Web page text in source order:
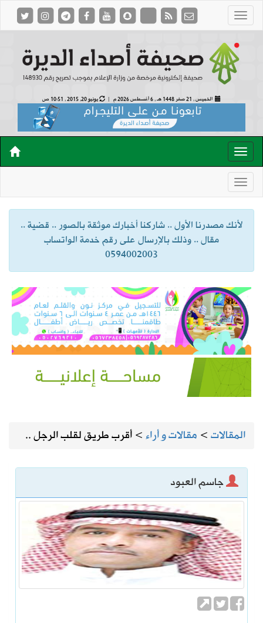
الخميس , 21 صفر 1448 هـ , 6 أغسطس 2026 م | يونيو 20, 2015 , 10:51 ص
لأنك مصدرنا الأول .. شاركنا أخبارك موثقة بالصور .. قضية ..
مقال .. وذلك بالإرسال على رقم خدمة الواتساب
0594002003
المقالات> مقالات و أراء>أقرب طريق لقلب الرجل ..
جاسم العبود